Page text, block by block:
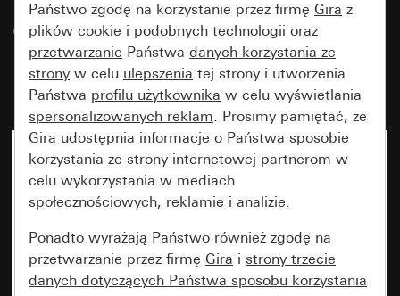
Osłona z zaślepka nasadzaną do
moduł nakładany czujnika ruchu
nego 1,10 m Komfort
Państwo zgodę na korzystanie przez firmę Gira z
plików cookie i podobnych technologii oraz
przetwarzanie Państwa danych korzystania ze
strony w celu ulepszenia tej strony i utworzenia
Państwa profilu użytkownika w celu wyświetlania
spersonalizowanych reklam. Prosimy pamiętać, że
Gira udostępnia informacje o Państwa sposobie
korzystania ze strony internetowej partnerom w
celu wykorzystania w mediach
społecznościowych, reklamie i analizie.
Ponadto wyrażają Państwo również zgodę na
przetwarzanie przez firmę Gira i strony trzecie
danych dotyczących Państwa sposobu korzystania